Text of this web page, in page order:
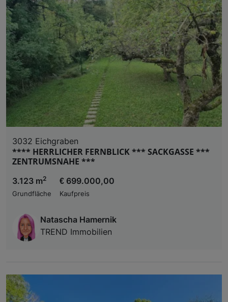
3032 Eichgraben
**** HERRLICHER FERNBLICK *** SACKGASSE ***
ZENTRUMSNAHE ***
3.123 m2
Grundfläche
€ 699.000,00
Kaufpreis
Natascha Hamernik
TREND Immobilien